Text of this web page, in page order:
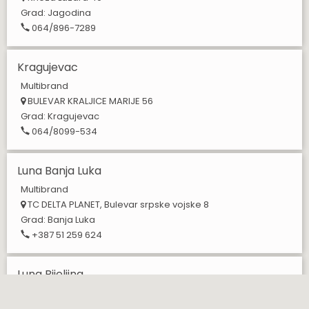
Grad: Jagodina
064/896-7289
Kragujevac
Multibrand
BULEVAR KRALJICE MARIJE 56
Grad: Kragujevac
064/8099-534
Luna Banja Luka
Multibrand
TC DELTA PLANET, Bulevar srpske vojske 8
Grad: Banja Luka
+387 51 259 624
Luna Bijeljina